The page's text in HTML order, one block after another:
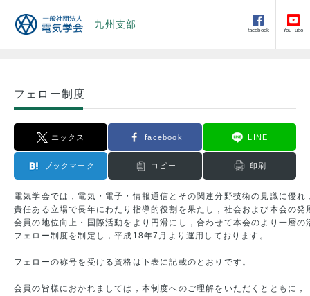
九州支部
facebook YouTube
フェロー制度
エックス facebook LINE
ブックマーク コピー 印刷
電気学会では，電気・電子・情報通信とその関連分野技術の見識に優れ
責任ある立場で長年にわたり指導的役割を果たし，社会および本会の
会員の地位向上・国際活動をより円滑にし，合わせて本会のより一層
フェロー制度を制定し，平成18年7月より運用しております。
フェローの称号を受ける資格は下表に記載のとおりです。
会員の皆様におかれましては，本制度へのご理解をいただくとともに，